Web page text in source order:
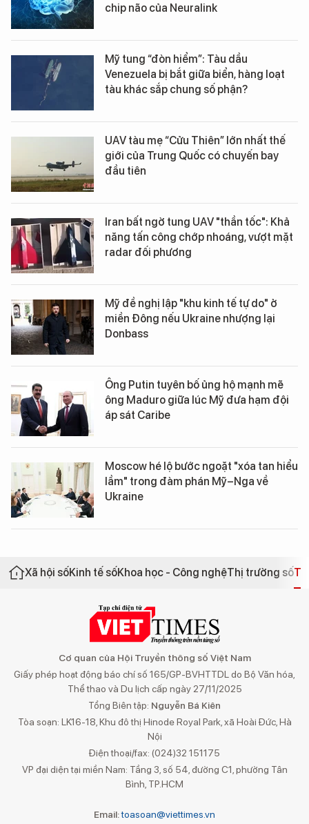
chip não của Neuralink
Mỹ tung “đòn hiểm”: Tàu dầu
Venezuela bị bắt giữa biển, hàng loạt
tàu khác sắp chung số phận?
UAV tàu mẹ “Cửu Thiên” lớn nhất thế
giới của Trung Quốc có chuyến bay
đầu tiên
Iran bất ngờ tung UAV "thần tốc": Khả
năng tấn công chớp nhoáng, vượt mặt
radar đối phương
Mỹ đề nghị lập "khu kinh tế tự do" ở
miền Đông nếu Ukraine nhượng lại
Donbass
Ông Putin tuyên bố ủng hộ mạnh mẽ
ông Maduro giữa lúc Mỹ đưa hạm đội
áp sát Caribe
Moscow hé lộ bước ngoặt "xóa tan hiểu
lầm" trong đàm phán Mỹ–Nga về
Ukraine
Xã hội sốKinh tế sốKhoa học - Công nghệThị trường số
Cơ quan của Hội Truyền thông số Việt Nam
Giấy phép hoạt động báo chí số 165/GP-BVHTTDL do Bộ Văn hóa,
Thể thao và Du lịch cấp ngày 27/11/2025
Tổng Biên tập: Nguyễn Bá Kiên
Tòa soạn: LK16-18, Khu đô thị Hinode Royal Park, xã Hoài Đức, Hà
Nội
Điện thoại/fax: (024)32 151175
VP đại diện tại miền Nam: Tầng 3, số 54, đường C1, phường Tân
Bình, TP.HCM
Email:toasoan@viettimes.vn